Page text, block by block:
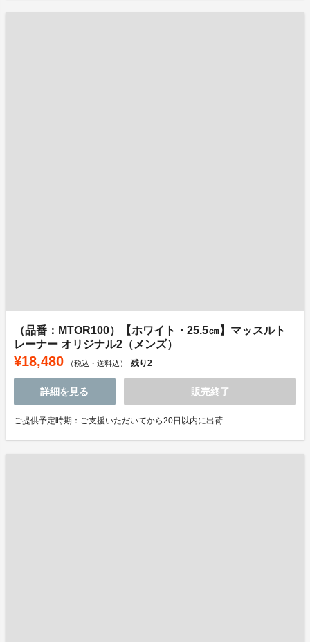
（品番：MTOR100）【ホワイト・25.5㎝】マッスルト
レーナー オリジナル2（メンズ）
¥18,480 （税込・送料込） 残り2
詳細を見る 販売終了
ご提供予定時期：ご支援いただいてから20日以内に出荷